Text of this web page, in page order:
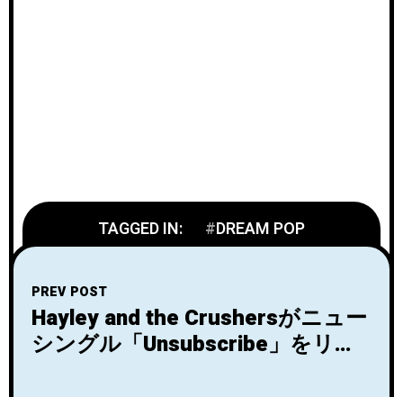
TAGGED IN: DREAM POP
PREV POST
Hayley and the Crushersがニュー
シングル「Unsubscribe」をリリ